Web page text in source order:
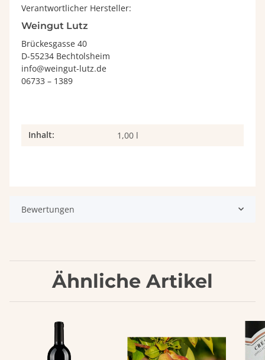
Verantwortlicher Hersteller:
Weingut Lutz
Brückesgasse 40
D-55234 Bechtolsheim
info@weingut-lutz.de
06733 – 1389
Produkteigenschaft
Wert
Inhalt: 1,00 l
Bewertungen
Ähnliche Artikel